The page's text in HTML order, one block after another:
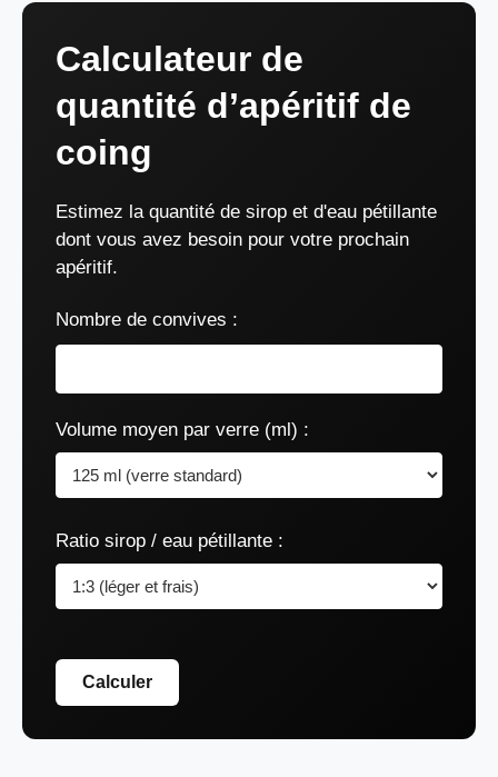
Calculateur de
quantité d’apéritif de
coing
Estimez la quantité de sirop et d'eau pétillante
dont vous avez besoin pour votre prochain
apéritif.
Nombre de convives :
Volume moyen par verre (ml) :
Ratio sirop / eau pétillante :
Calculer